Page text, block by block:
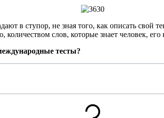
в ступор, не зная того, как описать свой
слов, которые знает человек,
тесты?